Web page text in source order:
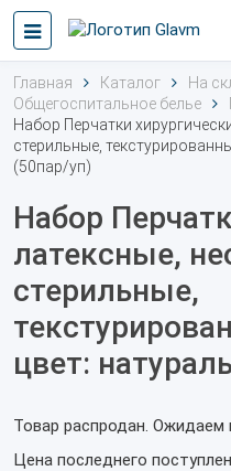
Главная Каталог На
Общегоспитальное белье
Набор Перчатки
стерильные,
(50пар/уп)
Набор
латексные,
стерильные,
цвет:
Товар распродан. Ожидаем
Цена последнего